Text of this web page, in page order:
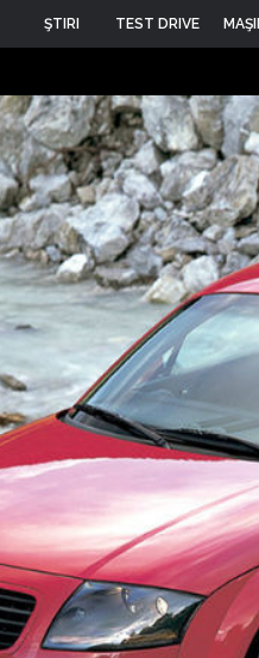
ŞTIRI TEST DRIVE